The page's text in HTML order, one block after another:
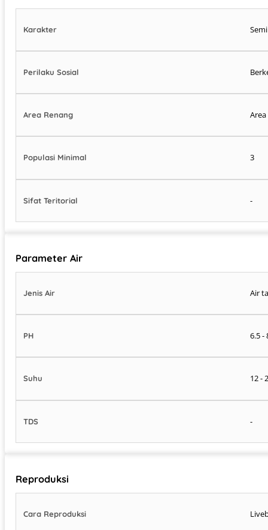
Karakter
Perilaku Sosial
Area Renang
Populasi Minimal 3
Sifat Teritorial -
Parameter Air
Jenis Air Air
PH 6.5 -
Suhu 12 -
TDS -
Reproduksi
Cara Reproduksi